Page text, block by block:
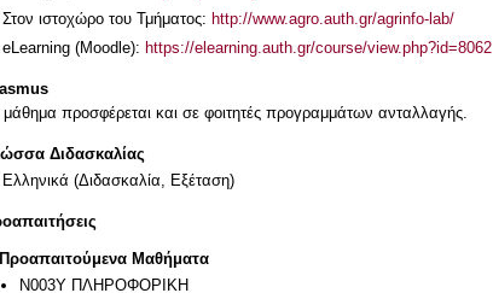
Στον ιστοχώρο του Τμήματος: http://www.agro.auth.gr/agrinfo-lab/
eLearning (Moodle): https://elearning.auth.gr/course/view.php?id=8062
προσφέρεται και σε φοιτητές προγραμμάτων ανταλλαγής.
Διδασκαλίας
Ελληνικά (Διδασκαλία, Εξέταση)
Προαπαιτούμενα Μαθήματα
Ν003Υ ΠΛΗΡΟΦΟΡΙΚΗ